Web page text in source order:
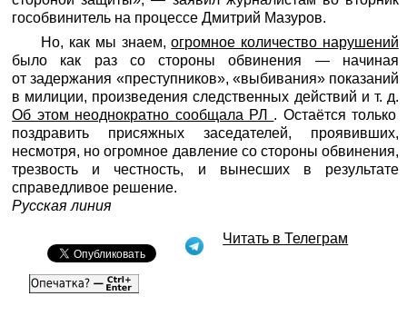
гособвинитель на процессе Дмитрий Мазуров.
Но, как мы знаем,огромное количество нарушений
было как раз со стороны обвинения — начиная
от задержания «преступников», «выбивания» показаний
в милиции, произведения следственных действий и т. д.
Об этом неоднократно сообщала РЛ . Остаётся только
поздравить присяжных заседателей, проявивших,
несмотря, но огромное давление со стороны обвинения,
трезвость и честность, и вынесших в результате
справедливое решение.
Русская линия
Читать в Телеграм